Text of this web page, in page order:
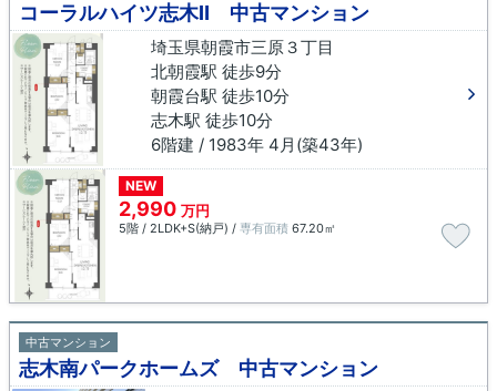
コーラルハイツ志木Ⅱ 中古マンション
埼玉県朝霞市三原３丁目
北朝霞駅 徒歩9分
朝霞台駅 徒歩10分
志木駅 徒歩10分
6階建 / 1983年 4月(築43年)
NEW
2,990 万円
5階 / 2LDK+S(納戸) / 専有面積 67.20㎡
中古マンション
志木南パークホームズ 中古マンション